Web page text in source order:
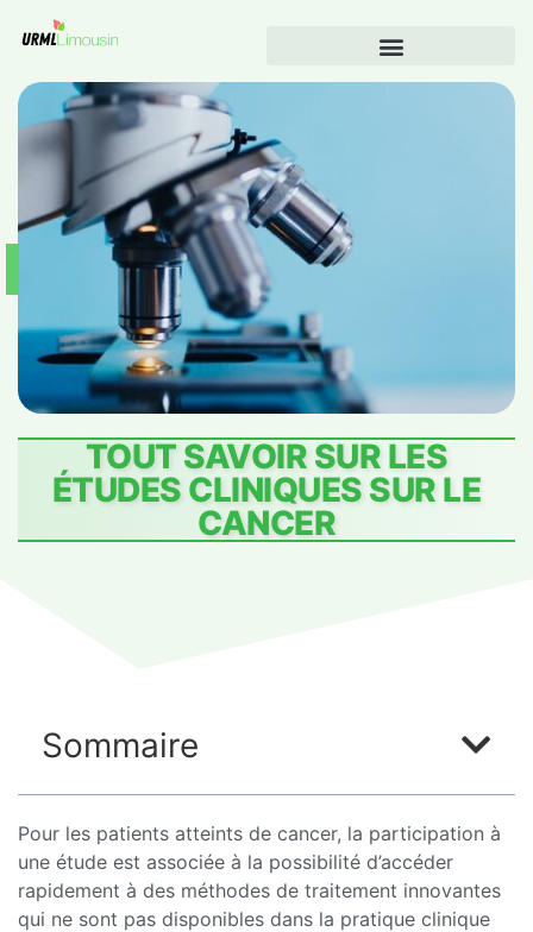
TOUT SAVOIR SUR LES
ÉTUDES CLINIQUES SUR LE
CANCER
Sommaire
Pour les patients atteints de cancer, la participation à
une étude est associée à la possibilité d’accéder
rapidement à des méthodes de traitement innovantes
qui ne sont pas disponibles dans la pratique clinique